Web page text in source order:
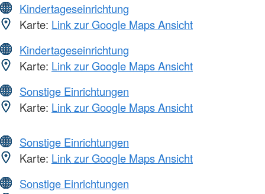
Kindertageseinrichtung
Karte: Link zur Google Maps Ansicht
Kindertageseinrichtung
Karte: Link zur Google Maps Ansicht
Sonstige Einrichtungen
Karte: Link zur Google Maps Ansicht
Sonstige Einrichtungen
Karte: Link zur Google Maps Ansicht
Sonstige Einrichtungen